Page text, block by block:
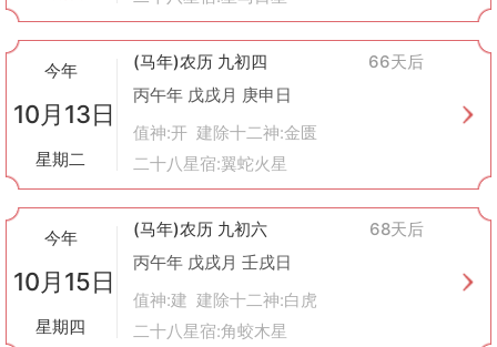
今年
10月13日
星期二
(马年)农历 九初四
66天后
丙午年 戊戌月 庚申日
值神:开 建除十二神:金匮
二十八星宿:翼蛇火星
今年
10月15日
星期四
(马年)农历 九初六
68天后
丙午年 戊戌月 壬戌日
值神:建 建除十二神:白虎
二十八星宿:角蛟木星